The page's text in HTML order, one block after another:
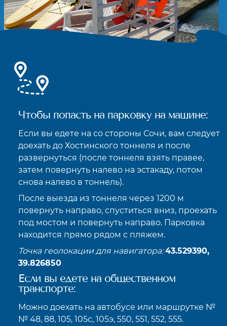
Чтобы попасть на парковку на машине:
Если вы едете на со стороны Сочи, вам следует
доехать до Хостинского тоннеля и после
развернуться (после тоннеля взять правее,
затем повернуть налево на эстакаду, потом
снова налево в тоннель).
После выезда из тоннеля через 1200 м
повернуть направо, спуститься вниз, проехать
под мостом и повернуть направо. Парковка
находится прямо рядом с пляжем.
Точка геолокации для навигатора:43.529390,
39.826850
Если вы едете на общественном
транспорте:
Можно доехать на автобусе или маршрутке №
№ 48, 88, 105, 105с, 105э, 550, 551, 552, 555.